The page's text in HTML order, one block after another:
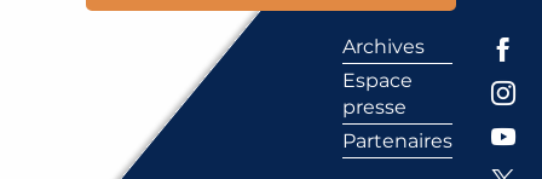
Archives
Espace
presse
Partenaires